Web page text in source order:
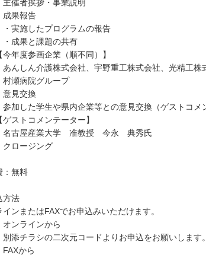
拶・事業説明
果報告
たプログラムの報告
と課題の共有
参画企業（順不同）】
介護株式会社、宇野重工株式会社、光精工株式
院グループ
見交換
学生や県内企業等との意見交換（ゲストコメン
コメンテーター】
業大学 准教授 今永 典秀氏
ロージング
無料
法
またはFAXでお申込みいただけます。
ンラインから
シの二次元コードよりお申込をお願いします。
から